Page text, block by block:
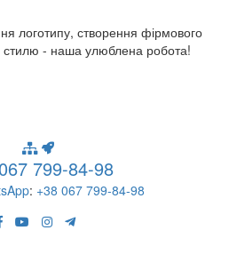
логотипу, створення фірмового
стилю - наша улюблена робота!
799-84-98
: +38 067 799-84-98